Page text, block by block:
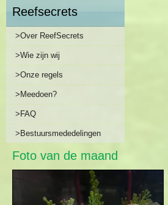
Reefsecrets
>Over ReefSecrets
>Wie zijn wij
>Onze regels
>Meedoen?
>FAQ
>Bestuursmededelingen
Foto van de maand